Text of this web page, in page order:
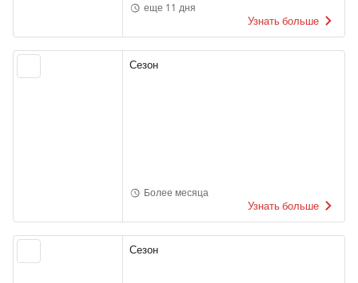
еще 11 дня
Узнать больше
Сезон
Более месяца
Узнать больше
Сезон